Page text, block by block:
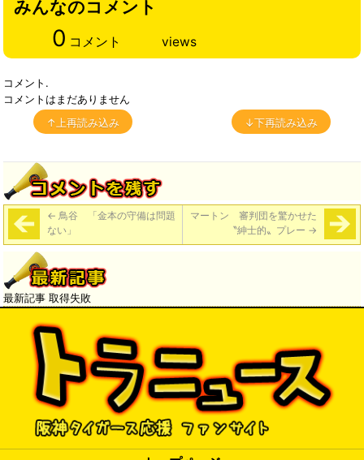
みんなのコメント
0 コメント views
コメント.
コメントはまだありません
↑上再読み込み
↓下再読み込み
← 鳥谷 「金本の守備は問題
ない」
マートン 審判団を驚かせた
〝紳士的〟プレー →
最新記事 取得失敗